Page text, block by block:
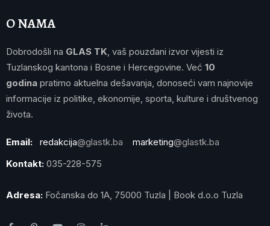
O NAMA
Dobrodošli na GLAS TK , vaš pouzdani izvor vijesti iz
Tuzlanskog kantona i Bosne i Hercegovine. Već 10
godina pratimo aktuelna dešavanja, donoseći vam najnovije
informacije iz politike, ekonomije, sporta, kulture i društvenog
života.
Email: redakcija@glastk.ba marketing@glastk.ba
Kontakt: 035-228-575
Adresa: Fočanska do 1A, 75000 Tuzla | Book d.o.o Tuzla